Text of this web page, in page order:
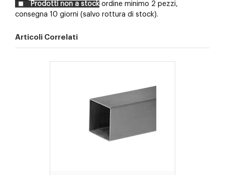
Prodotti non a stock ordine minimo 2 pezzi,
consegna 10 giorni (salvo rottura di stock).
Articoli Correlati